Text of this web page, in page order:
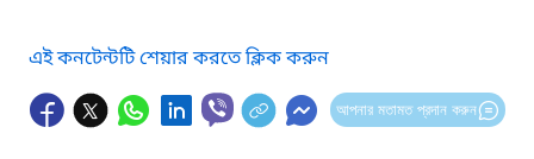
এই কনটেন্টটি শেয়ার করতে ক্লিক করুন
আপনার মতামত প্রদান করুন